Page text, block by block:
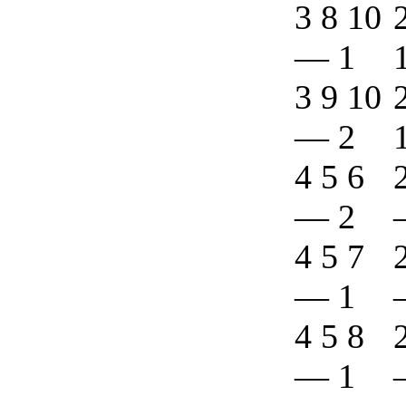
3 8 10
— 1
3 9 10
— 2
4 5 6
— 2
4 5 7
— 1
4 5 8
— 1